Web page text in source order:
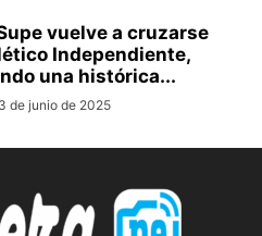
vuelve a cruzarse
Independiente,
una histórica...
de junio de 2025